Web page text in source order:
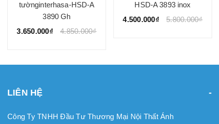
tườnginterhasa-HSD-A
3890 Gh
3.650.000₫
4.850.000₫
HSD-A 3893 inox
4.500.000₫
5.800.000₫
LIÊN HỆ
Công Ty TNHH Đầu Tư Thương Mại Nội Thất Ánh